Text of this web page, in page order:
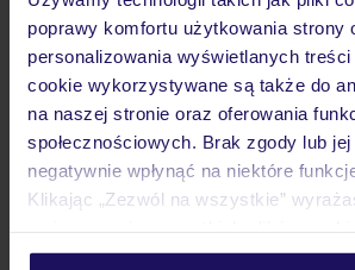
poprawy komfortu użytkowania strony
personalizowania wyświetlanych
cookie wykorzystywane są także do
na naszej stronie oraz oferowania
społecznościowych. Brak zgody lub
negatywnie wpłynąć na niektóre
Klikając „Zezwól na wszystkie”
personalizować swój wybór wchodząc
Opinie
Pokoje
Wyżywienie